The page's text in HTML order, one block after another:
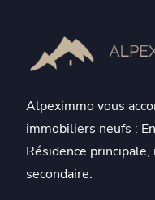
Alpeximmo vous
immobiliers neufs :
Résidence
secondaire.